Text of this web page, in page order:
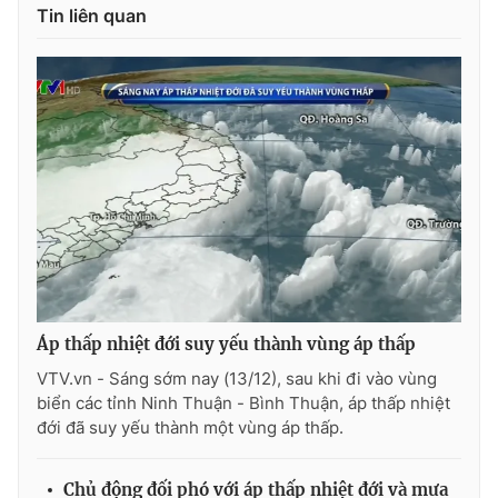
THỜI BÁO VTV
Theo dõi báo trên
Cơ quan chủ quản: Đài Truyền hình Việt Nam
Cơ quan báo chí:
Thời báo VTV
Giấy phép hoạt động báo in và báo điện tử số 483/GP-BTTTT
Tổng Biên tập: Vũ Thanh Thủy
Phó Tổng Biên tập:Nguyễn Thị Mỹ Hạnh, Phạm Quốc Thắng,
Tổng đài VTV:
024.38 355 931 - 024.38 355 932
Tin liên quan
Áp thấp nhiệt đới suy yếu thành vùng áp thấp
VTV.vn - Sáng sớm nay (13/12), sau khi đi vào vùng
biển các tỉnh Ninh Thuận - Bình Thuận, áp thấp nhiệt
đới đã suy yếu thành một vùng áp thấp.
Chủ động đối phó với áp thấp nhiệt đới và mưa